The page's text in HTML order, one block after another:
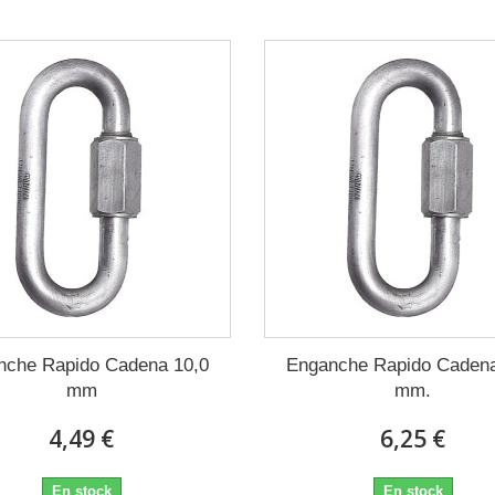
Rapido Cadena 10,0
mm
4,49 €
En stock
Enganche Rapido
mm.
6,25 €
En stock